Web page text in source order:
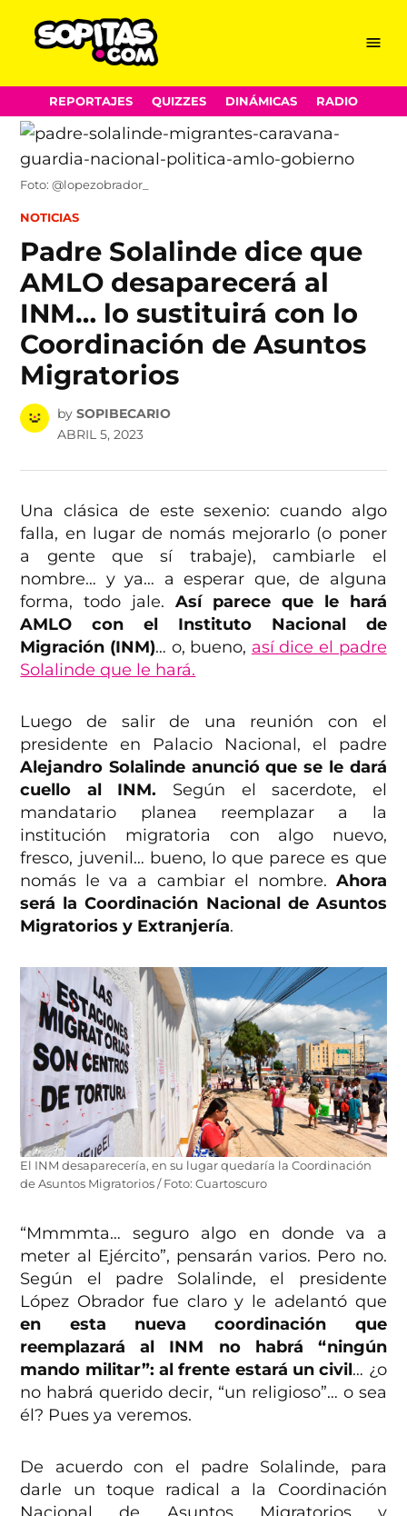
Skip
to
content
Menu
REPORTAJES QUIZZES DINÁMICAS RADIO
Foto: @lopezobrador_
POSTED
NOTICIAS
Padre Solalinde dice que
AMLO desaparecerá al
INM… lo sustituirá con lo
Coordinación de Asuntos
Migratorios
by SOPIBECARIO
ABRIL 5, 2023
Una clásica de este sexenio: cuando algo
falla, en lugar de nomás mejorarlo (o poner
a gente que sí trabaje), cambiarle el
nombre… y ya… a esperar que, de alguna
forma, todo jale.Así parece que le hará
AMLO con el Instituto Nacional de
Migración (INM)… o, bueno, así dice el padre
Solalinde que le hará.
Luego de salir de una reunión con el
presidente en Palacio Nacional, el padre
Alejandro Solalinde anunció que se le dará
cuello al INM. Según el sacerdote, el
mandatario planea reemplazar a la
institución migratoria con algo nuevo,
fresco, juvenil… bueno, lo que parece es que
nomás le va a cambiar el nombre. Ahora
será la Coordinación Nacional de Asuntos
Migratorios y Extranjería.
El INM desaparecería, en su lugar quedaría la Coordinación
de Asuntos Migratorios / Foto: Cuartoscuro
“Mmmmta… seguro algo en donde va a
meter al Ejército”, pensarán varios. Pero no.
Según el padre Solalinde, el presidente
López Obrador fue claro y le adelantó que
en esta nueva coordinación que
reemplazará al INM no habrá “ningún
mando militar”: al frente estará un civil… ¿o
no habrá querido decir, “un religioso”… o sea
él? Pues ya veremos.
De acuerdo con el padre Solalinde, para
darle un toque radical a la Coordinación